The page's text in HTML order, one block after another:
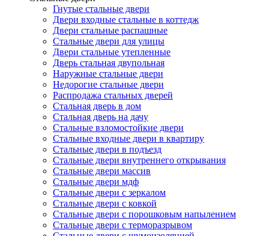
Гнутые стальные двери
Двери входные стальные в коттедж
Двери стальные распашные
Стальные двери для улицы
Двери стальные утепленные
Дверь стальная двупольная
Наружные стальные двери
Недорогие стальные двери
Распродажа стальных дверей
Стальная дверь в дом
Стальная дверь на дачу
Стальные взломостойкие двери
Стальные входные двери в квартиру
Стальные двери в подъезд
Стальные двери внутреннего открывания
Стальные двери массив
Стальные двери мдф
Стальные двери с зеркалом
Стальные двери с ковкой
Стальные двери с порошковым напылением
Стальные двери с терморазрывом